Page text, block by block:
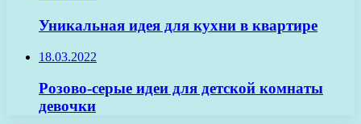
Уникальная идея для кухни в квартире
18.03.2022
Розово-серые идеи для детской комнаты
девочки